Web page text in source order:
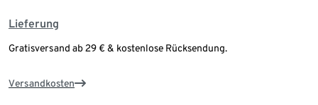
Lieferung
Gratisversand ab 29 € & kostenlose Rücksendung.
Versandkosten